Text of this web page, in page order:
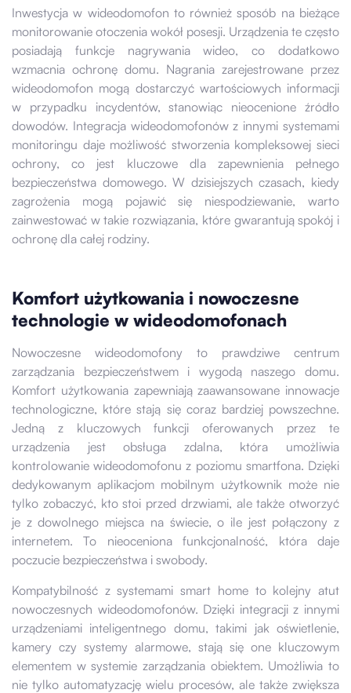
Inwestycja w wideodomofon to również sposób na bieżące
monitorowanie otoczenia wokół posesji. Urządzenia te często
posiadają funkcje nagrywania wideo, co dodatkowo
wzmacnia ochronę domu. Nagrania zarejestrowane przez
wideodomofon mogą dostarczyć wartościowych informacji
w przypadku incydentów, stanowiąc nieocenione źródło
dowodów. Integracja wideodomofonów z innymi systemami
monitoringu daje możliwość stworzenia kompleksowej sieci
ochrony, co jest kluczowe dla zapewnienia pełnego
bezpieczeństwa domowego. W dzisiejszych czasach, kiedy
zagrożenia mogą pojawić się niespodziewanie, warto
zainwestować w takie rozwiązania, które gwarantują spokój i
ochronę dla całej rodziny.
Komfort użytkowania i nowoczesne
technologie w wideodomofonach
Nowoczesne wideodomofony to prawdziwe centrum
zarządzania bezpieczeństwem i wygodą naszego domu.
Komfort użytkowania zapewniają zaawansowane innowacje
technologiczne, które stają się coraz bardziej powszechne.
Jedną z kluczowych funkcji oferowanych przez te
urządzenia jest obsługa zdalna, która umożliwia
kontrolowanie wideodomofonu z poziomu smartfona. Dzięki
dedykowanym aplikacjom mobilnym użytkownik może nie
tylko zobaczyć, kto stoi przed drzwiami, ale także otworzyć
je z dowolnego miejsca na świecie, o ile jest połączony z
internetem. To nieoceniona funkcjonalność, która daje
poczucie bezpieczeństwa i swobody.
Kompatybilność z systemami smart home to kolejny atut
nowoczesnych wideodomofonów. Dzięki integracji z innymi
urządzeniami inteligentnego domu, takimi jak oświetlenie,
kamery czy systemy alarmowe, stają się one kluczowym
elementem w systemie zarządzania obiektem. Umożliwia to
nie tylko automatyzację wielu procesów, ale także zwiększa